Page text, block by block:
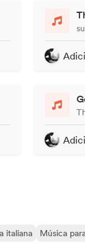
italiana Música